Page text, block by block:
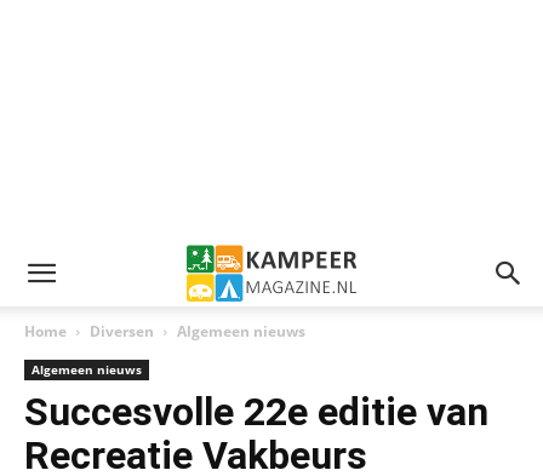
Home Diversen Algemeen nieuws
Algemeen nieuws
Succesvolle 22e editie van
Recreatie Vakbeurs